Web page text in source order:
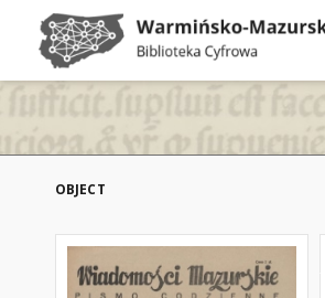
OBJECT